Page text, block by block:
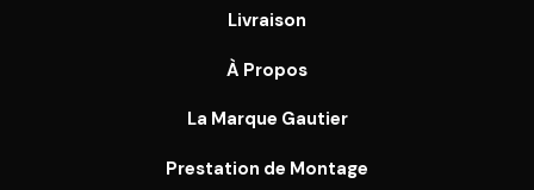
Livraison
À Propos
La Marque Gautier
Prestation de Montage